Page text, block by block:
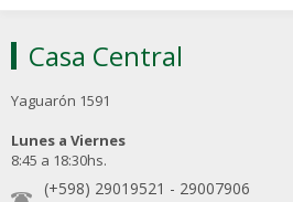
Casa Central
Yaguarón 1591
Lunes a Viernes
8:45 a 18:30hs.
(+598) 29019521 - 29007906